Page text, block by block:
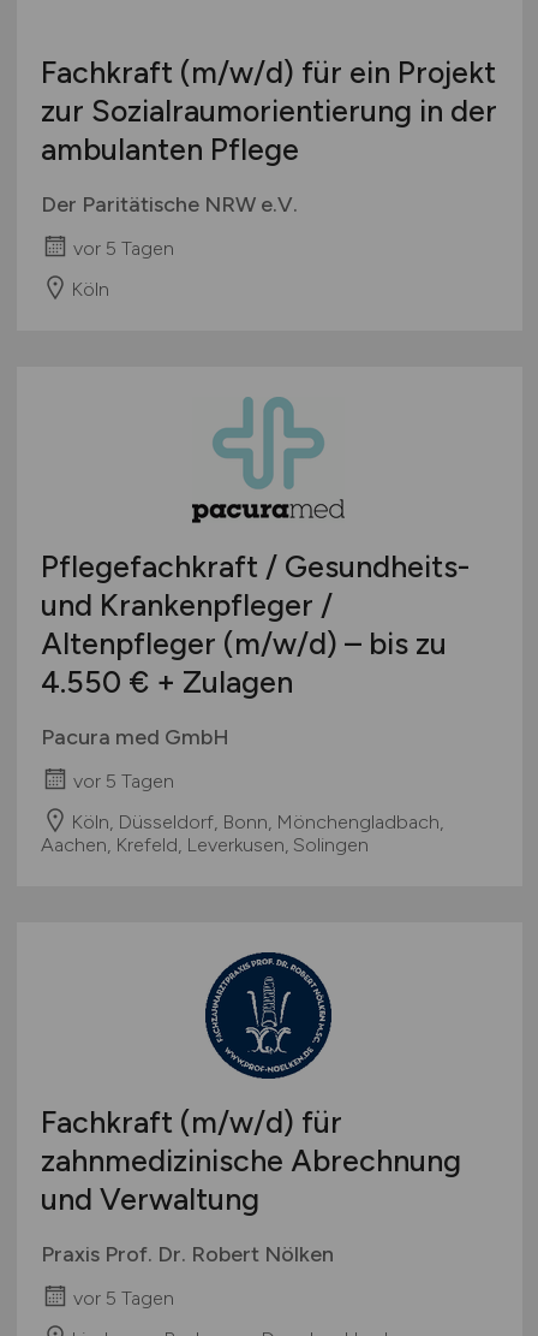
Fachkraft (m/w/d) für ein Projekt
zur Sozialraumorientierung in der
ambulanten Pflege
Der Paritätische NRW e.V.
vor 5 Tagen
Köln
Pflegefachkraft / Gesundheits-
und Krankenpfleger /
Altenpfleger (m/w/d) – bis zu
4.550 € + Zulagen
Pacura med GmbH
vor 5 Tagen
Köln, Düsseldorf, Bonn, Mönchengladbach,
Aachen, Krefeld, Leverkusen, Solingen
Fachkraft (m/w/d) für
zahnmedizinische Abrechnung
und Verwaltung
Praxis Prof. Dr. Robert Nölken
vor 5 Tagen